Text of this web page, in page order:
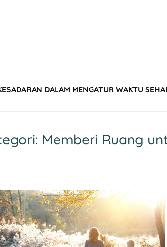
DALAM MENGATUR WAKTU
Memberi Ruang